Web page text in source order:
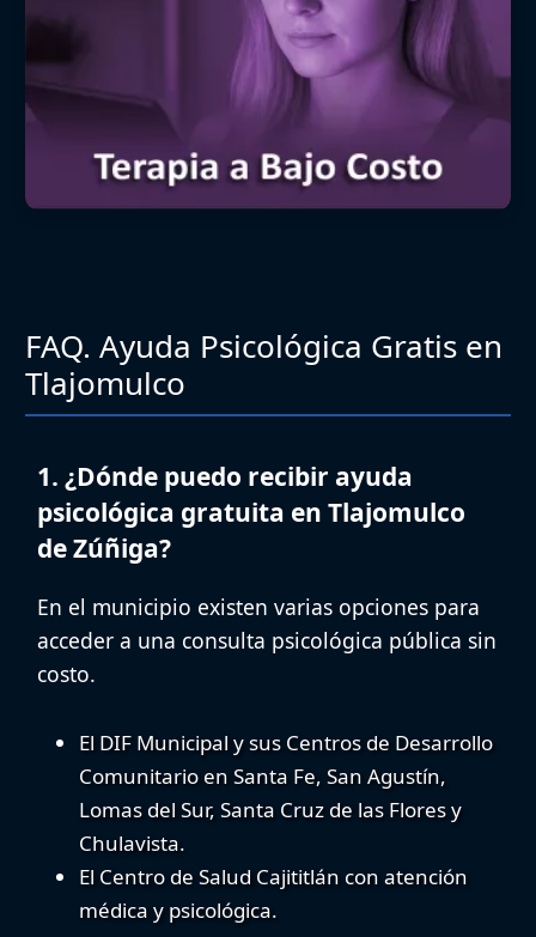
FAQ. Ayuda Psicológica Gratis en
Tlajomulco
1. ¿Dónde puedo recibir ayuda
psicológica gratuita en Tlajomulco
de Zúñiga?
En el municipio existen varias opciones para
acceder a una consulta psicológica pública sin
costo.
El DIF Municipal y sus Centros de Desarrollo
Comunitario en Santa Fe, San Agustín,
Lomas del Sur, Santa Cruz de las Flores y
Chulavista.
El Centro de Salud Cajititlán con atención
médica y psicológica.